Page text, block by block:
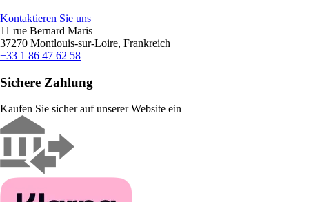
Kontaktieren Sie uns
11 rue Bernard Maris
37270 Montlouis-sur-Loire, Frankreich
+33 1 86 47 62 58
Sichere Zahlung
Kaufen Sie sicher auf unserer Website ein